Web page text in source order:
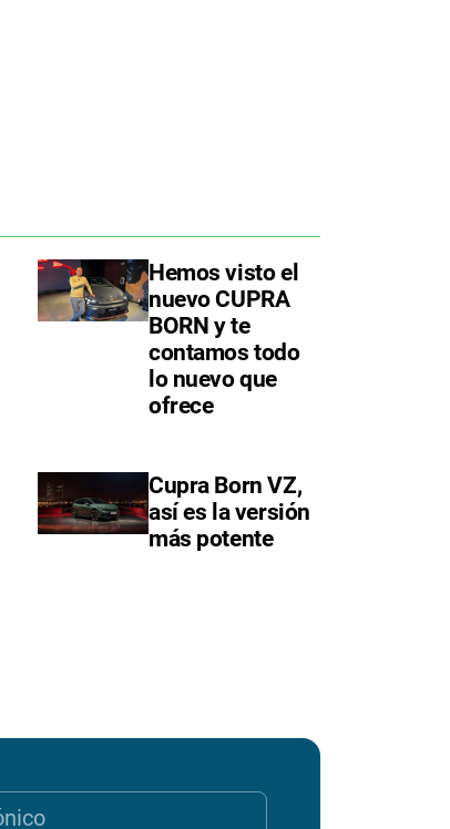
Hemos visto el
nuevo CUPRA
BORN y te
contamos todo
lo nuevo que
ofrece
Cupra Born VZ,
así es la versión
más potente